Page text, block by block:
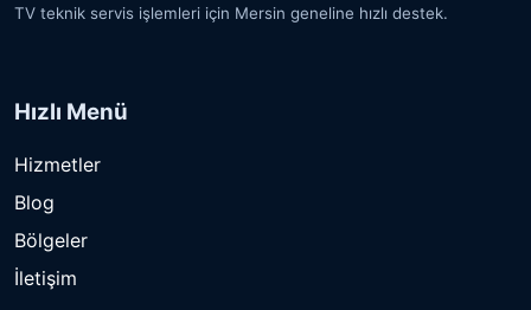
TV teknik servis işlemleri için Mersin geneline hızlı destek.
Hızlı Menü
Hizmetler
Blog
Bölgeler
İletişim